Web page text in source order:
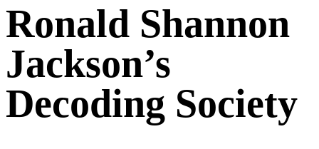
Ronald Shannon
Jackson’s
Decoding Society